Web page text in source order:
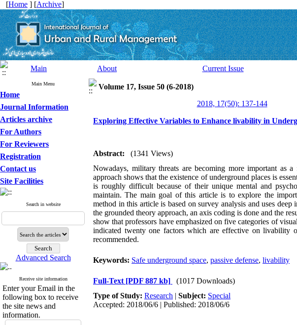
[Home ] [Archive]
Main About Current Issue
Main Menu
Home
Journal Information
Articles archive
For Authors
For Reviewers
Registration
Contact us
Site Facilities
Search in website
Advanced Search
Receive site information
Enter your Email in the
following box to receive
the site news and
information.
Volume 17, Issue 50 (6-2018)
2018, 17(50): 137-144
Exploring Effective Variables to Enhance livability in
Abstract:
(1341 Views)
Nowadays, military threats are becoming more important as
approach shows that the existence of underground places is
is roughly difficult because of their unique mental and
maintain. The main goal of this article is to explore the
method in this article is based on survey analysis and uses
the grounded theory approach, an axis coding is done and the
show that professors have emphasized on five categories of
indicated twenty one factors which are effective on livability
recommended.
Keywords: Safe underground space, passive defense, livability
Full-Text [PDF 887 kb]
(1017 Downloads)
Type of Study: Research | Subject: Special
Accepted: 2018/06/6 | Published: 2018/06/6